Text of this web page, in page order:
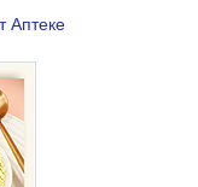
Аптеке